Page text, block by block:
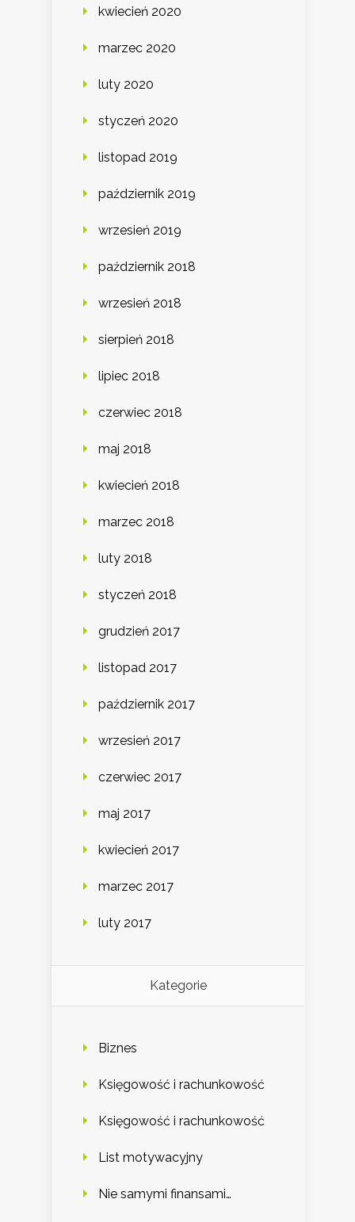
kwiecień 2020
marzec 2020
luty 2020
styczeń 2020
listopad 2019
październik 2019
wrzesień 2019
październik 2018
wrzesień 2018
sierpień 2018
lipiec 2018
czerwiec 2018
maj 2018
kwiecień 2018
marzec 2018
luty 2018
styczeń 2018
grudzień 2017
listopad 2017
październik 2017
wrzesień 2017
czerwiec 2017
maj 2017
kwiecień 2017
marzec 2017
luty 2017
Kategorie
Biznes
Księgowość i rachunkowość
Księgowość i rachunkowość
List motywacyjny
Nie samymi finansami…